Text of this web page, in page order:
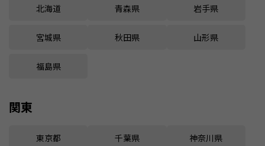
北海道 青森県 岩手県
宮城県 秋田県 山形県
福島県
関東
東京都 千葉県 神奈川県